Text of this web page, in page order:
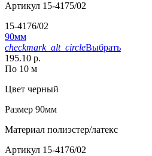
Артикул 15-4175/02
15-4176/02
90мм
checkmark_alt_circleВыбрать
195.10 р.
По 10 м
Цвет черный
Размер 90мм
Материал полиэстер/латекс
Артикул 15-4176/02